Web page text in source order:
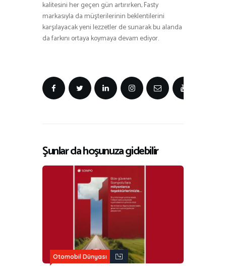
kalitesini her geçen gün artırırken, Fasty
markasıyla da müşterilerinin beklentilerini
karşılayacak yeni lezzetler de sunarak bu alanda
da farkını ortaya koymaya devam ediyor.
Şunlar da hoşunuza gidebilir
Otomobil Dünyası